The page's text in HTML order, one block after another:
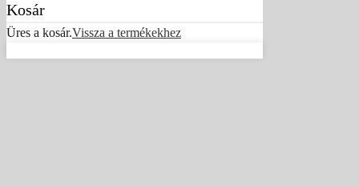
Kosár
Üres a kosár.Vissza a termékekhez